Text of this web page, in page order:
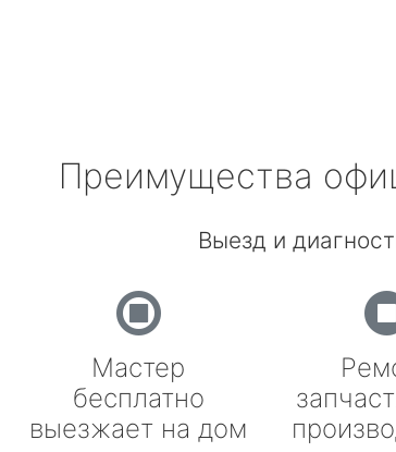
Преимущества
Выезд и
Мастер
бесплатно
выезжает на дом